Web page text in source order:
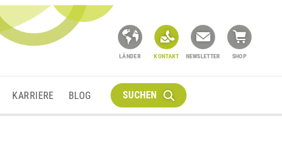
LÄNDER KONTAKT NEWSLETTER SHOP
KARRIERE BLOG SUCHEN